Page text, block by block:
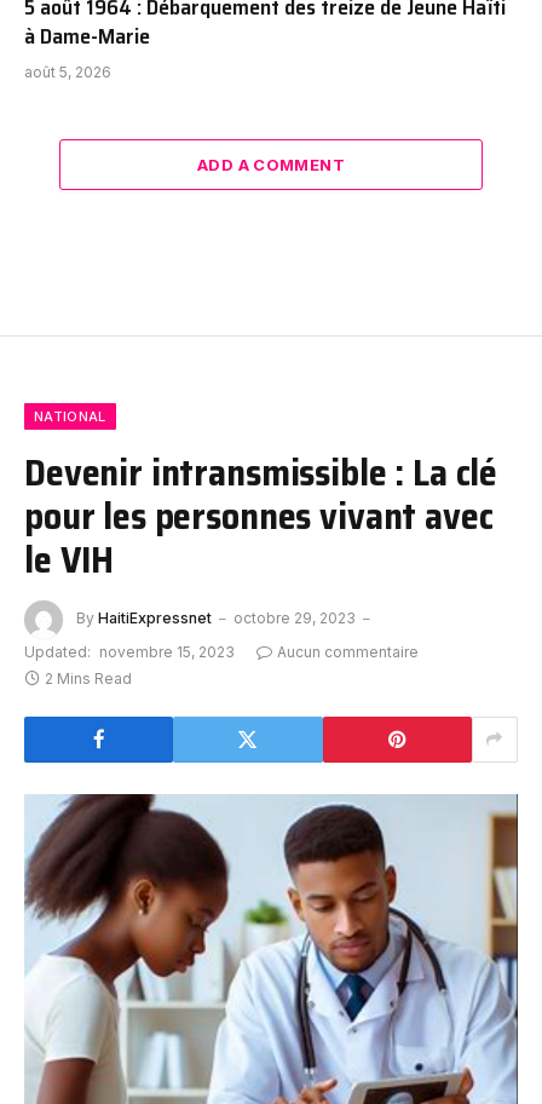
5 août 1964 : Débarquement des treize de Jeune Haïti
à Dame-Marie
août 5, 2026
ADD A COMMENT
NATIONAL
Devenir intransmissible : La clé
pour les personnes vivant avec
le VIH
By HaitiExpressnet
octobre 29, 2023
Updated: novembre 15, 2023
Aucun commentaire
2 Mins Read